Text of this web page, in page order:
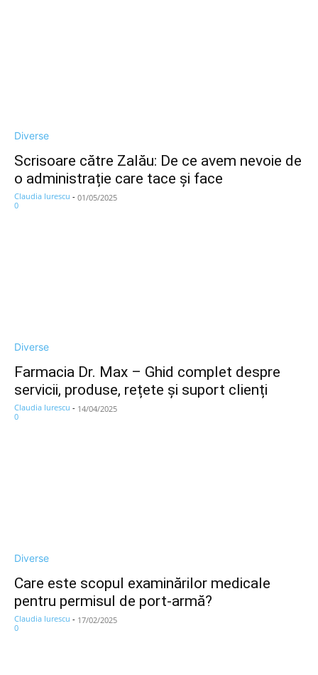
Diverse
Scrisoare către Zalău: De ce avem nevoie de
o administrație care tace și face
Claudia Iurescu - 01/05/2025
0
Diverse
Farmacia Dr. Max – Ghid complet despre
servicii, produse, rețete și suport clienți
Claudia Iurescu - 14/04/2025
0
Diverse
Care este scopul examinărilor medicale
pentru permisul de port-armă?
Claudia Iurescu - 17/02/2025
0